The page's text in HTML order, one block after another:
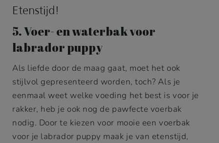
Etenstijd!
5. Voer- en waterbak voor
labrador puppy
Als liefde door de maag gaat, moet het ook
stijlvol gepresenteerd worden, toch? Als je
eenmaal weet welke voeding het best is voor je
rakker, heb je ook nog de pawfecte voerbak
nodig. Door te kiezen voor mooie een voerbak
voor je labrador puppy maak je van etenstijd,